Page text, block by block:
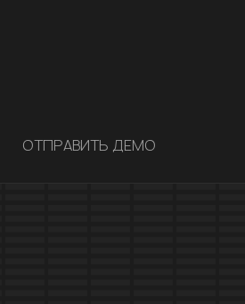
ОТПРАВИТЬ ДЕМО